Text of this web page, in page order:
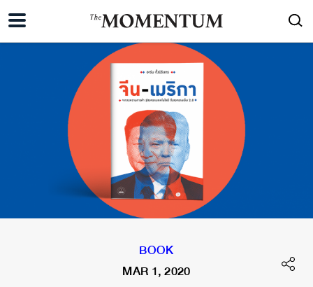
BOOK
MAR 1, 2020